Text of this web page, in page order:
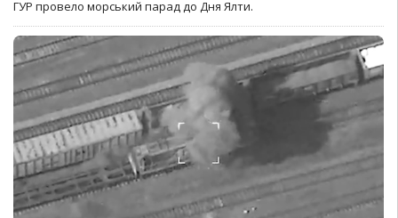
ГУР провело морський парад до Дня Ялти.